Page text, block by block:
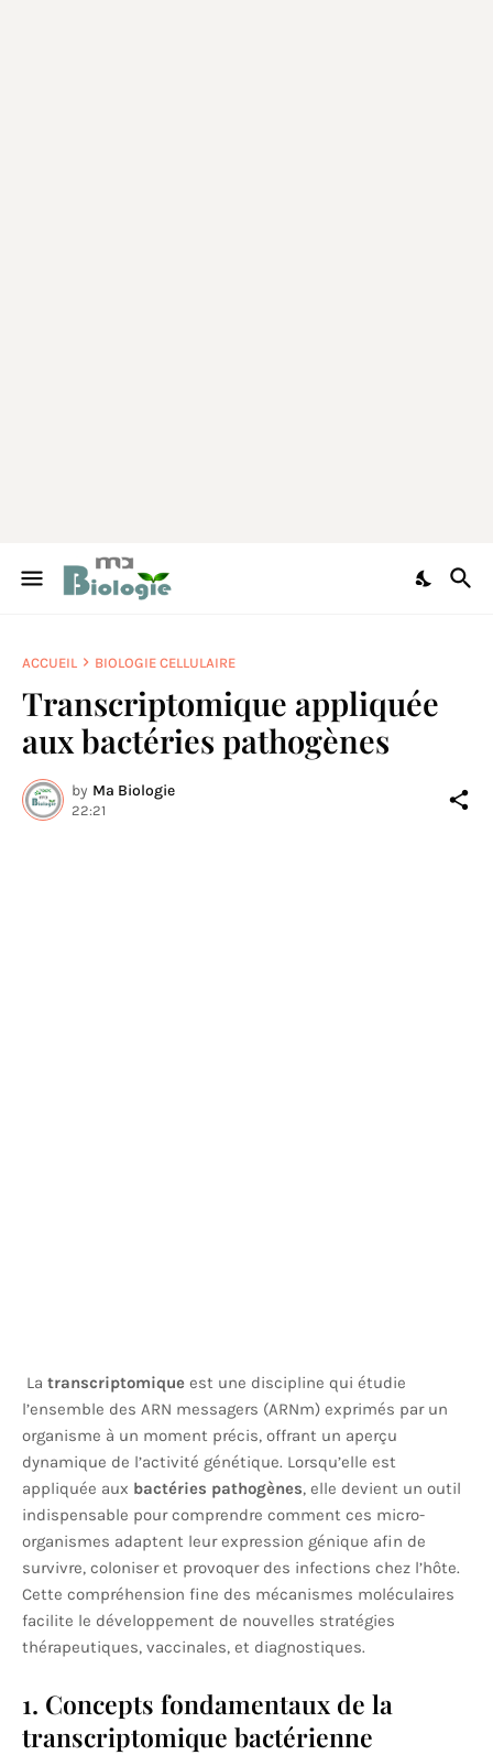
ACCUEIL BIOLOGIE CELLULAIRE
Transcriptomique appliquée
aux bactéries pathogènes
by Ma Biologie
22:21
La transcriptomique est une discipline qui étudie
l’ensemble des ARN messagers (ARNm) exprimés par un
organisme à un moment précis, offrant un aperçu
dynamique de l’activité génétique. Lorsqu’elle est
appliquée aux bactéries pathogènes, elle devient un outil
indispensable pour comprendre comment ces micro-
organismes adaptent leur expression génique afin de
survivre, coloniser et provoquer des infections chez l’hôte.
Cette compréhension fine des mécanismes moléculaires
facilite le développement de nouvelles stratégies
thérapeutiques, vaccinales, et diagnostiques.
1. Concepts fondamentaux de la
transcriptomique bactérienne